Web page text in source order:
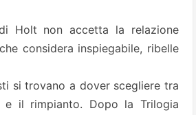
Holt non accetta la relazione
considera inspiegabile, ribelle
si trovano a dover scegliere tra
il rimpianto. Dopo la Trilogia